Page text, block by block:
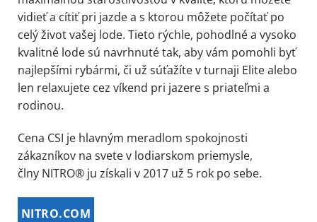
vidieť a cítiť pri jazde a s ktorou môžete počítať po
celý život vašej lode. Tieto rýchle, pohodlné a vysoko
kvalitné lode sú navrhnuté tak, aby vám pomohli byť
najlepšími rybármi, či už súťažíte v turnaji Elite alebo
len relaxujete cez víkend pri jazere s priateľmi a
rodinou.
Cena CSI je hlavným meradlom spokojnosti
zákazníkov na svete v lodiarskom priemysle,
člny NITRO® ju získali v 2017 už 5 rok po sebe.
NITRO.COM